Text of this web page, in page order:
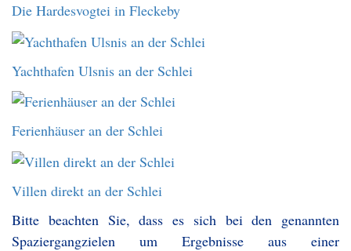
Die Hardesvogtei in Fleckeby
Yachthafen Ulsnis an der Schlei
Ferienhäuser an der Schlei
Villen direkt an der Schlei
Bitte beachten Sie, dass es sich bei den genannten
Spaziergangzielen um Ergebnisse aus einer